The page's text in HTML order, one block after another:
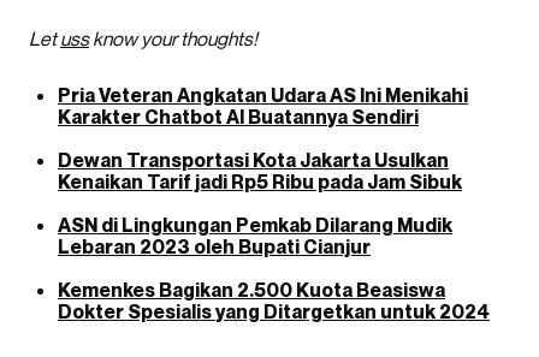
Letussknow your thoughts!
Pria Veteran Angkatan Udara AS Ini Menikahi
Karakter Chatbot AI Buatannya Sendiri
Dewan Transportasi Kota Jakarta Usulkan
Kenaikan Tarif jadi Rp5 Ribu pada Jam Sibuk
ASN di Lingkungan Pemkab Dilarang Mudik
Lebaran 2023 oleh Bupati Cianjur
Kemenkes Bagikan 2.500 Kuota Beasiswa
Dokter Spesialis yang Ditargetkan untuk 2024